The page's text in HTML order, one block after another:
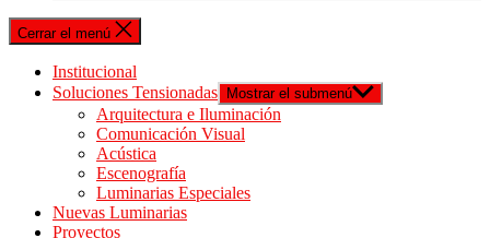
Cerrar el menú
Institucional
Soluciones Tensionadas
Mostrar el submenú
Arquitectura e Iluminación
Comunicación Visual
Acústica
Escenografía
Luminarias Especiales
Nuevas Luminarias
Proyectos